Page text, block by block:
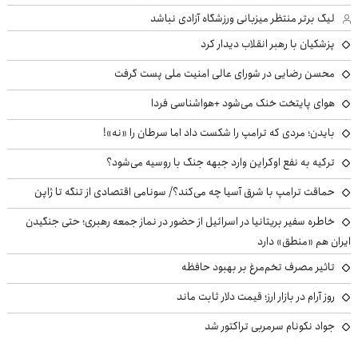
لیگ برتر منتظر میزبانی ورزشگاه آزادی نباشد
پزشکیان با رهبر انقلاب دیدار کرد
محسن رضایی در شورای عالی امنیت ملی پست گرفت
هوای پایتخت خنک می‌شود +هواشناسی فردا
بایدن؛ مردی که ترامپ را شکست داد اما سرطان را «نه»!
ترکیه به نفع اوکراین وارد جبهه جنگ با روسیه می‌شود؟
حماقت ترامپ با شرق آسیا چه می‌کند؟/ سونامی اقتصادی از تنگه تا ژاپن
خاطره سفیر بریتانیا در اسرائیل از حضور در نماز جمعه رهبری؛ حتی جنگیدن
ایران هم «منطق» دارد
تاثیر مصرف تخم‌مرغ بر بهبود حافظه
روز آرام در بازار ارز؛ قیمت دلار ثابت ماند
جواد نکونام سرمربی تراکتور شد